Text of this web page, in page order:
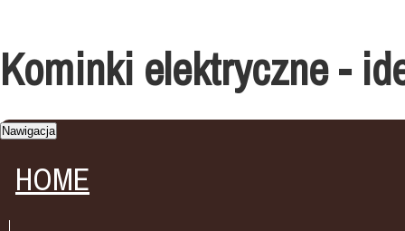
Kominki elektryczne -
Nawigacja
HOME